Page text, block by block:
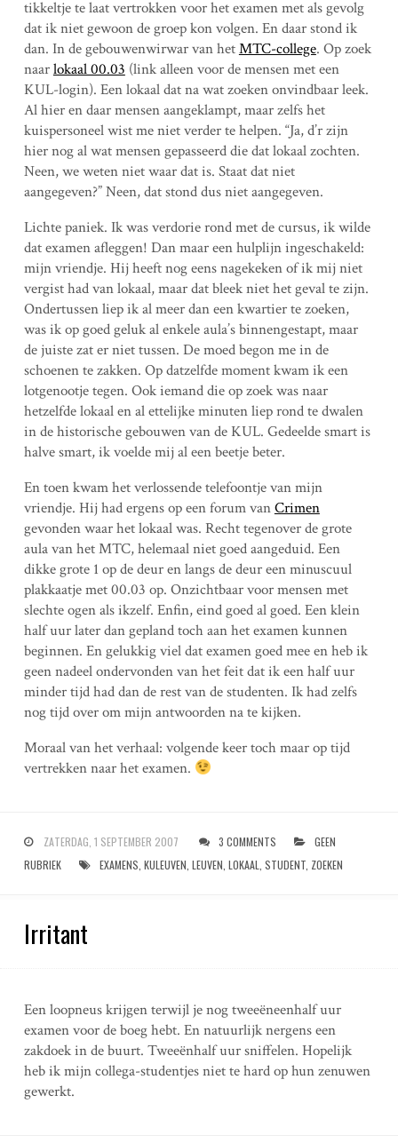
tikkeltje te laat vertrokken voor het examen met als gevolg
dat ik niet gewoon de groep kon volgen. En daar stond ik
dan. In de gebouwenwirwar van hetMTC-college. Op zoek
naarlokaal 00.03 (link alleen voor de mensen met een
KUL-login). Een lokaal dat na wat zoeken onvindbaar leek.
Al hier en daar mensen aangeklampt, maar zelfs het
kuispersoneel wist me niet verder te helpen. “Ja, d’r zijn
hier nog al wat mensen gepasseerd die dat lokaal zochten.
Neen, we weten niet waar dat is. Staat dat niet
aangegeven?” Neen, dat stond dus niet aangegeven.
Lichte paniek. Ik was verdorie rond met de cursus, ik wilde
dat examen afleggen! Dan maar een hulplijn ingeschakeld:
mijn vriendje. Hij heeft nog eens nagekeken of ik mij niet
vergist had van lokaal, maar dat bleek niet het geval te zijn.
Ondertussen liep ik al meer dan een kwartier te zoeken,
was ik op goed geluk al enkele aula’s binnengestapt, maar
de juiste zat er niet tussen. De moed begon me in de
schoenen te zakken. Op datzelfde moment kwam ik een
lotgenootje tegen. Ook iemand die op zoek was naar
hetzelfde lokaal en al ettelijke minuten liep rond te dwalen
in de historische gebouwen van de KUL. Gedeelde smart is
halve smart, ik voelde mij al een beetje beter.
En toen kwam het verlossende telefoontje van mijn
vriendje. Hij had ergens op een forum vanCrimen
gevonden waar het lokaal was. Recht tegenover de grote
aula van het MTC, helemaal niet goed aangeduid. Een
dikke grote 1 op de deur en langs de deur een minuscuul
plakkaatje met 00.03 op. Onzichtbaar voor mensen met
slechte ogen als ikzelf. Enfin, eind goed al goed. Een klein
half uur later dan gepland toch aan het examen kunnen
beginnen. En gelukkig viel dat examen goed mee en heb ik
geen nadeel ondervonden van het feit dat ik een half uur
minder tijd had dan de rest van de studenten. Ik had zelfs
nog tijd over om mijn antwoorden na te kijken.
Moraal van het verhaal: volgende keer toch maar op tijd
vertrekken naar het examen.
ZATERDAG, 1 SEPTEMBER 2007 3 COMMENTS
GEEN
RUBRIEK
EXAMENS KULEUVEN LEUVEN LOKAAL STUDENT, ZOEKEN
Irritant
Een loopneus krijgen terwijl je nog tweeëneenhalf uur
examen voor de boeg hebt. En natuurlijk nergens een
zakdoek in de buurt. Tweeënhalf uur sniffelen. Hopelijk
heb ik mijn collega-studentjes niet te hard op hun zenuwen
gewerkt.